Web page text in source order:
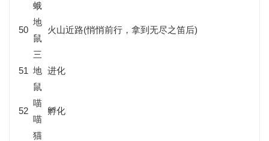
蛾
50
地
鼠
火山近路(悄悄前行，拿到无尽之笛后)
51
三
地
鼠
进化
52
喵
喵
孵化
猫